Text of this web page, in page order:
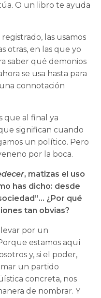
O un libro te ayuda
las usamos
otras, en las que yo
saber qué demonios
se usa hasta para
connotación
que al final ya
significan cuando
un político. Pero
por la boca.
, matizas el uso
has dicho: desde
¿Por qué
tan obvias?
por un
estamos aquí
y, si el poder,
un partido
concreta, nos
de nombrar. Y